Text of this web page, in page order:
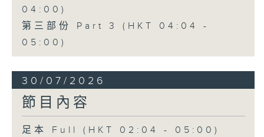
04:00)
第三部份 Part 3 (HKT 04:04 -
05:00)
30/07/2026
節目內容
足本 Full (HKT 02:04 - 05:00)